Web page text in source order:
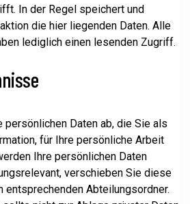
In der Regel speichert und
die hier liegenden Daten. Alle
lediglich einen lesenden Zugriff.
persönlichen Daten ab, die Sie als
für Ihre persönliche Arbeit
Ihre persönlichen Daten
verschieben Sie diese
entsprechenden Abteilungsordner.